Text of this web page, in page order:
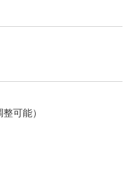
可能）